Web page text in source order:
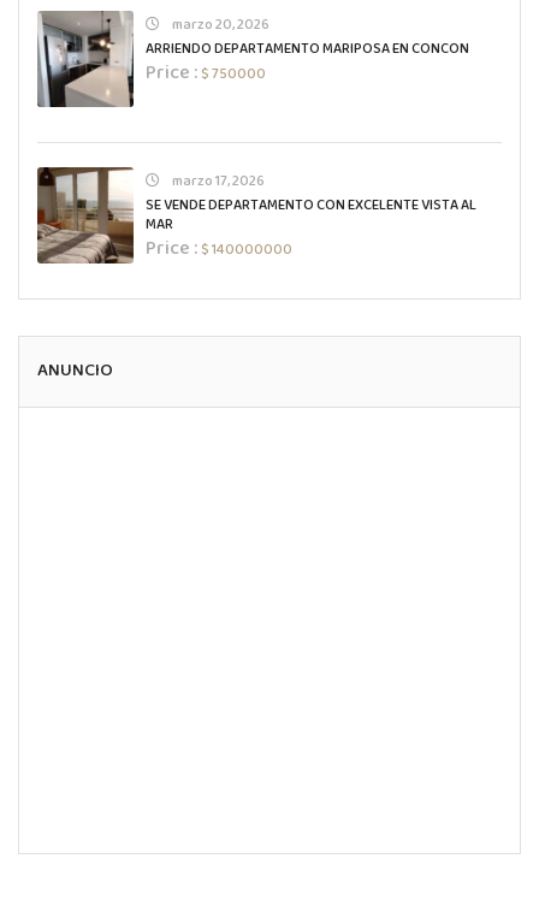
marzo 20, 2026
ARRIENDO DEPARTAMENTO MARIPOSA EN CONCON
Price :$ 750000
marzo 17, 2026
SE VENDE DEPARTAMENTO CON EXCELENTE VISTA AL
MAR
Price :$ 140000000
ANUNCIO